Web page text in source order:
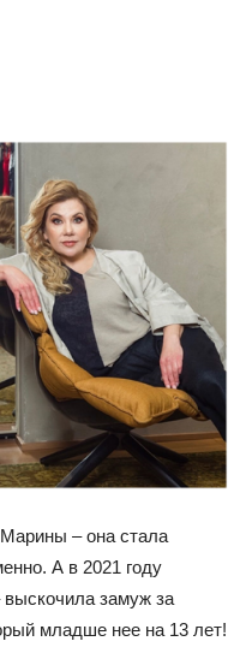
Марины – она стала
А в 2021 году
выскочила замуж за
младше нее на 13 лет!